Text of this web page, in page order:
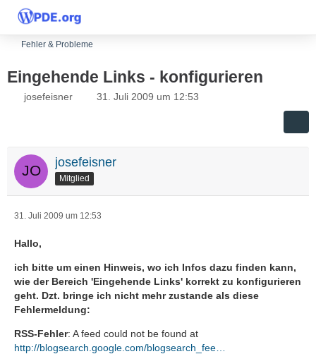
Fehler & Probleme
Eingehende Links - konfigurieren
josefeisner 31. Juli 2009 um 12:53
josefeisner
Mitglied
31. Juli 2009 um 12:53
Hallo,
ich bitte um einen Hinweis, wo ich Infos dazu finden kann,
wie der Bereich 'Eingehende Links' korrekt zu konfigurieren
geht. Dzt. bringe ich nicht mehr zustande als diese
Fehlermeldung:
RSS-Fehler: A feed could not be found at
http://blogsearch.google.com/blogsearch_fee…